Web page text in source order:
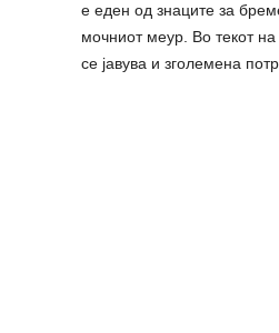
е еден од знаците за
мочниот меур. Во текот
се јавува и зголемена